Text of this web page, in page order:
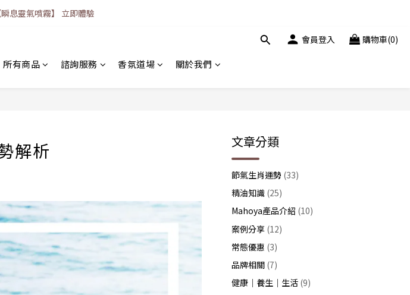
息靈氣噴霧】 立即體驗
會員登入 購物車(0)
所有商品 諮詢服務 香氛道場 關於我們
解析 文章分類
節氣生肖運勢 (33)
精油知識 (25)
Mahoya產品介紹 (10)
案例分享 (12)
常態優惠 (3)
品牌相關 (7)
健康｜養生｜生活 (9)